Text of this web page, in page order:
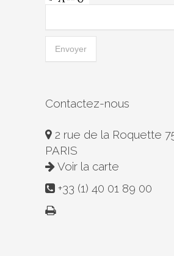
Contactez-nous
2 rue de la Roquette
PARIS
Voir la carte
+33 (1) 40 01 89 00